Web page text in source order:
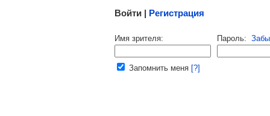
Войти | Регистрация
Имя зрителя: Пароль:
Запомнить меня [?]